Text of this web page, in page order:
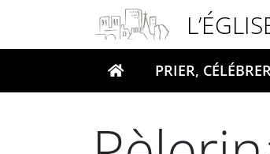
Votre recherche
PRIER, CÉLÉBRER
Panneau de gestion des cookies